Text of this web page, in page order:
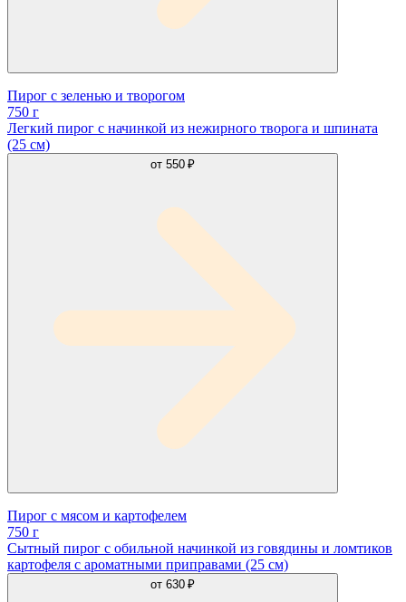
Пирог с зеленью и творогом
750 г
Легкий пирог с начинкой из нежирного творога и шпината
(25 см)
от 550 ₽
Пирог с мясом и картофелем
750 г
Сытный пирог с обильной начинкой из говядины и ломтиков
картофеля с ароматными приправами (25 см)
от 630 ₽